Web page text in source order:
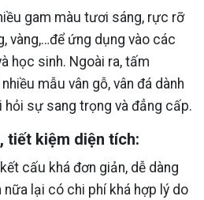
gam màu tươi sáng, rực rỡ
vàng,…để ứng dụng vào các
học sinh. Ngoài ra, tấm
mẫu vân gỗ, vân đá dành
hỏi sự sang trọng và đẳng cấp.
tiết kiệm diện tích:
cấu khá đơn giản, dễ dàng
lại có chi phí khá hợp lý do